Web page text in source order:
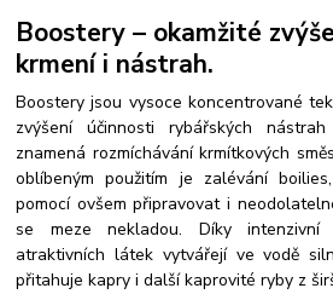
Boostery – okamžité
krmení i nástrah.
Boostery jsou vysoce koncentrované
zvýšení účinnosti rybářských
znamená rozmíchávání krmítkových
oblíbeným použitím je zalévání
pomocí ovšem připravovat i
se meze nekladou. Díky
atraktivních látek vytvářejí ve vodě
přitahuje kapry i další kaprovité ryby z